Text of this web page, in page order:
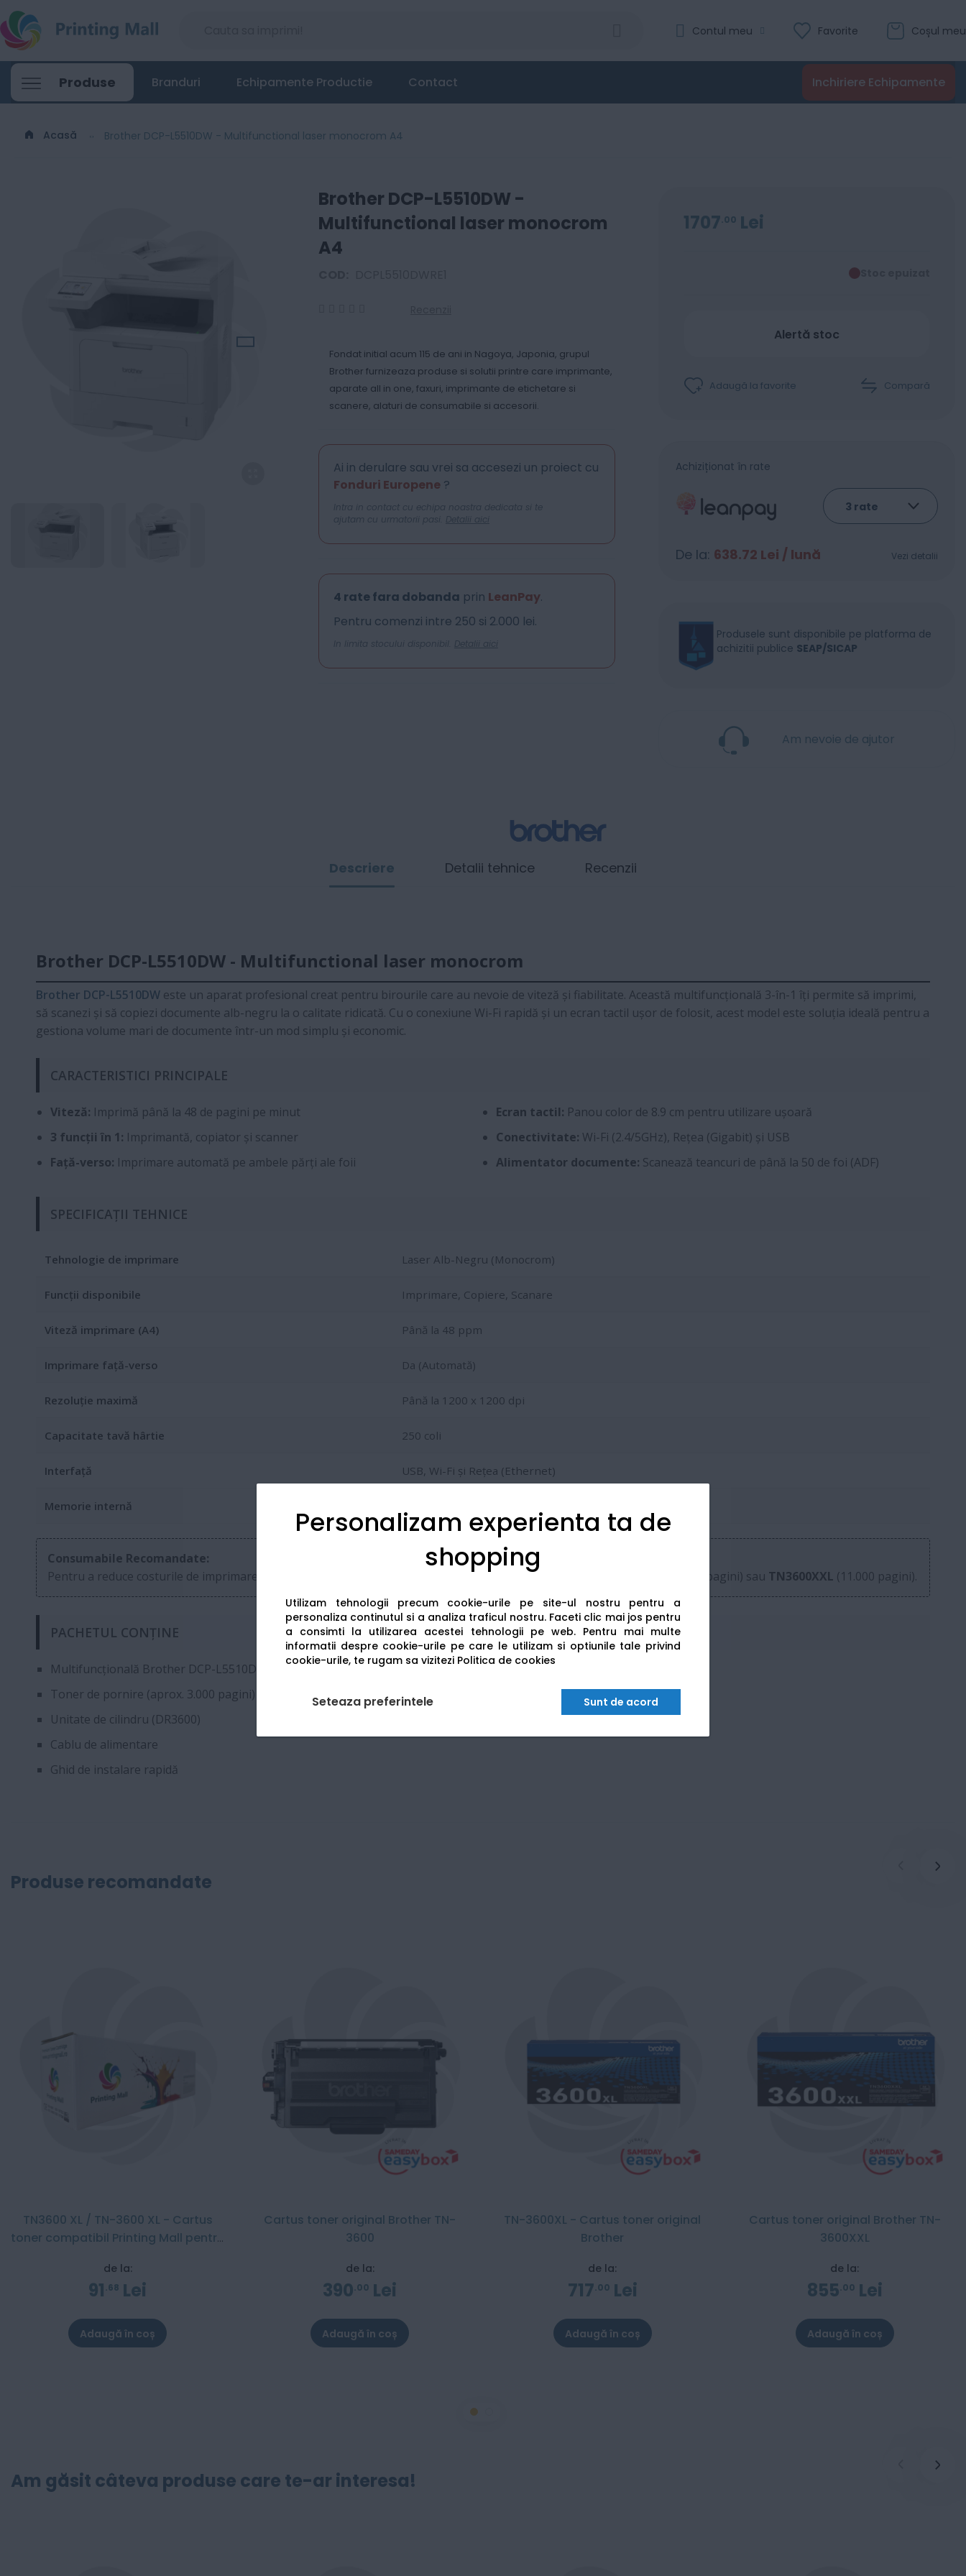
Personalizam experienta ta de
shopping
Utilizam tehnologii precum cookie-urile pe site-ul nostru pentru a
personaliza continutul si a analiza traficul nostru. Faceti clic mai jos pentru
a consimti la utilizarea acestei tehnologii pe web. Pentru mai multe
informatii despre cookie-urile pe care le utilizam si optiunile tale privind
cookie-urile, te rugam sa vizitezi Politica de cookies
Seteaza preferintele Sunt de acord
Coșul meu
Favorite
Contul meu
Produse Inchiriere Echipamente
Branduri Echipamente Productie Contact
Acasă Brother DCP-L5510DW - Multifunctional laser monocrom A4
Brother DCP-L5510DW -
Multifunctional laser monocrom
A4
Fondat initial acum 115 de ani in Nagoya, Japonia, grupul
Brother furnizeaza produse si solutii printre care imprimante,
aparate all in one, faxuri, imprimante de etichetare si
scanere, alaturi de consumabile si accesorii.
Ai in derulare sau vrei sa accesezi un proiect cu
Fonduri Europene?
Intra in contact cu echipa noastra dedicata si te
ajutam cu urmatorii pasi. Detalii aici
4 rate fara dobanda prin LeanPay.
Pentru comenzi intre 250 si 2.000 lei.
In limita stocului disponibil. Detalii aici
1707 00 Lei
Stoc epuizat
Alertă stoc
Adaugă la favorite Compară
Achiziționat în rate
De la: 638.72 Lei / lună Vezi detalii
Produsele sunt disponibile pe platforma de
achizitii publice SEAP/SICAP
Am nevoie de ajutor
Descriere
Brother DCP-L5510DW - Multifunctional laser monocrom
Brother DCP-L5510DW este un aparat profesional creat pentru birourile care au nevoie de viteză și fiabilitate. Această multifuncțională 3-în-1 îți permite să imprimi,
să scanezi și să copiezi documente alb-negru la o calitate ridicată. Cu o conexiune Wi-Fi rapidă și un ecran tactil ușor de folosit, acest model este soluția ideală pentru a
gestiona volume mari de documente într-un mod simplu și economic.
CARACTERISTICI PRINCIPALE
Viteză: Imprimă până la 48 de pagini pe minut
3 funcții în 1: Imprimantă, copiator și scanner
Față-verso: Imprimare automată pe ambele părți ale foii
Ecran tactil: Panou color de 8.9 cm pentru utilizare ușoară
Conectivitate: Wi-Fi (2.4/5GHz), Rețea (Gigabit) și USB
Alimentator documente: Scanează teancuri de până la 50 de foi (ADF)
SPECIFICAȚII TEHNICE
Tehnologie de imprimare Laser Alb-Negru (Monocrom)
Funcții disponibile Imprimare, Copiere, Scanare
Viteză imprimare (A4) Până la 48 ppm
Imprimare față-verso Da (Automată)
Rezoluție maximă Până la 1200 x 1200 dpi
Capacitate tavă hârtie 250 coli
Interfață USB, Wi-Fi și Rețea (Ethernet)
Memorie internă
Consumabile Recomandate:
Pentru a reduce costurile de imprimare, puteți folosi tonerele de mare capacitate: TN3600(3.000 pagini), (6.000 pagini) sau TN3600XXL (11.000 pagini).
PACHETUL CONȚINE
Multifuncțională Brother DCP-L5510DW
Toner de pornire (aprox. 3.000 pagini)
Unitate de cilindru (DR3600)
Cablu de alimentare
Ghid de instalare rapidă
Detalii tehnice Recenzii
Produse recomandate
TN3600 XL / TN-3600 XL - Cartus
toner compatibil Printing Mall pentru
de la:
91 68 Lei
Adaugă în coș
Cartus toner original Brother TN-
3600
de la:
390 00 Lei
Adaugă în coș
TN-3600XL - Cartus toner original
Brother
de la:
717 00 Lei
Adaugă în coș
Cartus toner original Brother TN-
3600XXL
de la:
855 00 Lei
Adaugă în coș
Am găsit câteva produse care te-ar interesa!